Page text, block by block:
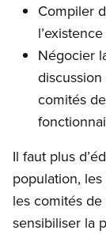
Compiler
Négocier
comités
Il faut plus
population,
les comités
sensibiliser la